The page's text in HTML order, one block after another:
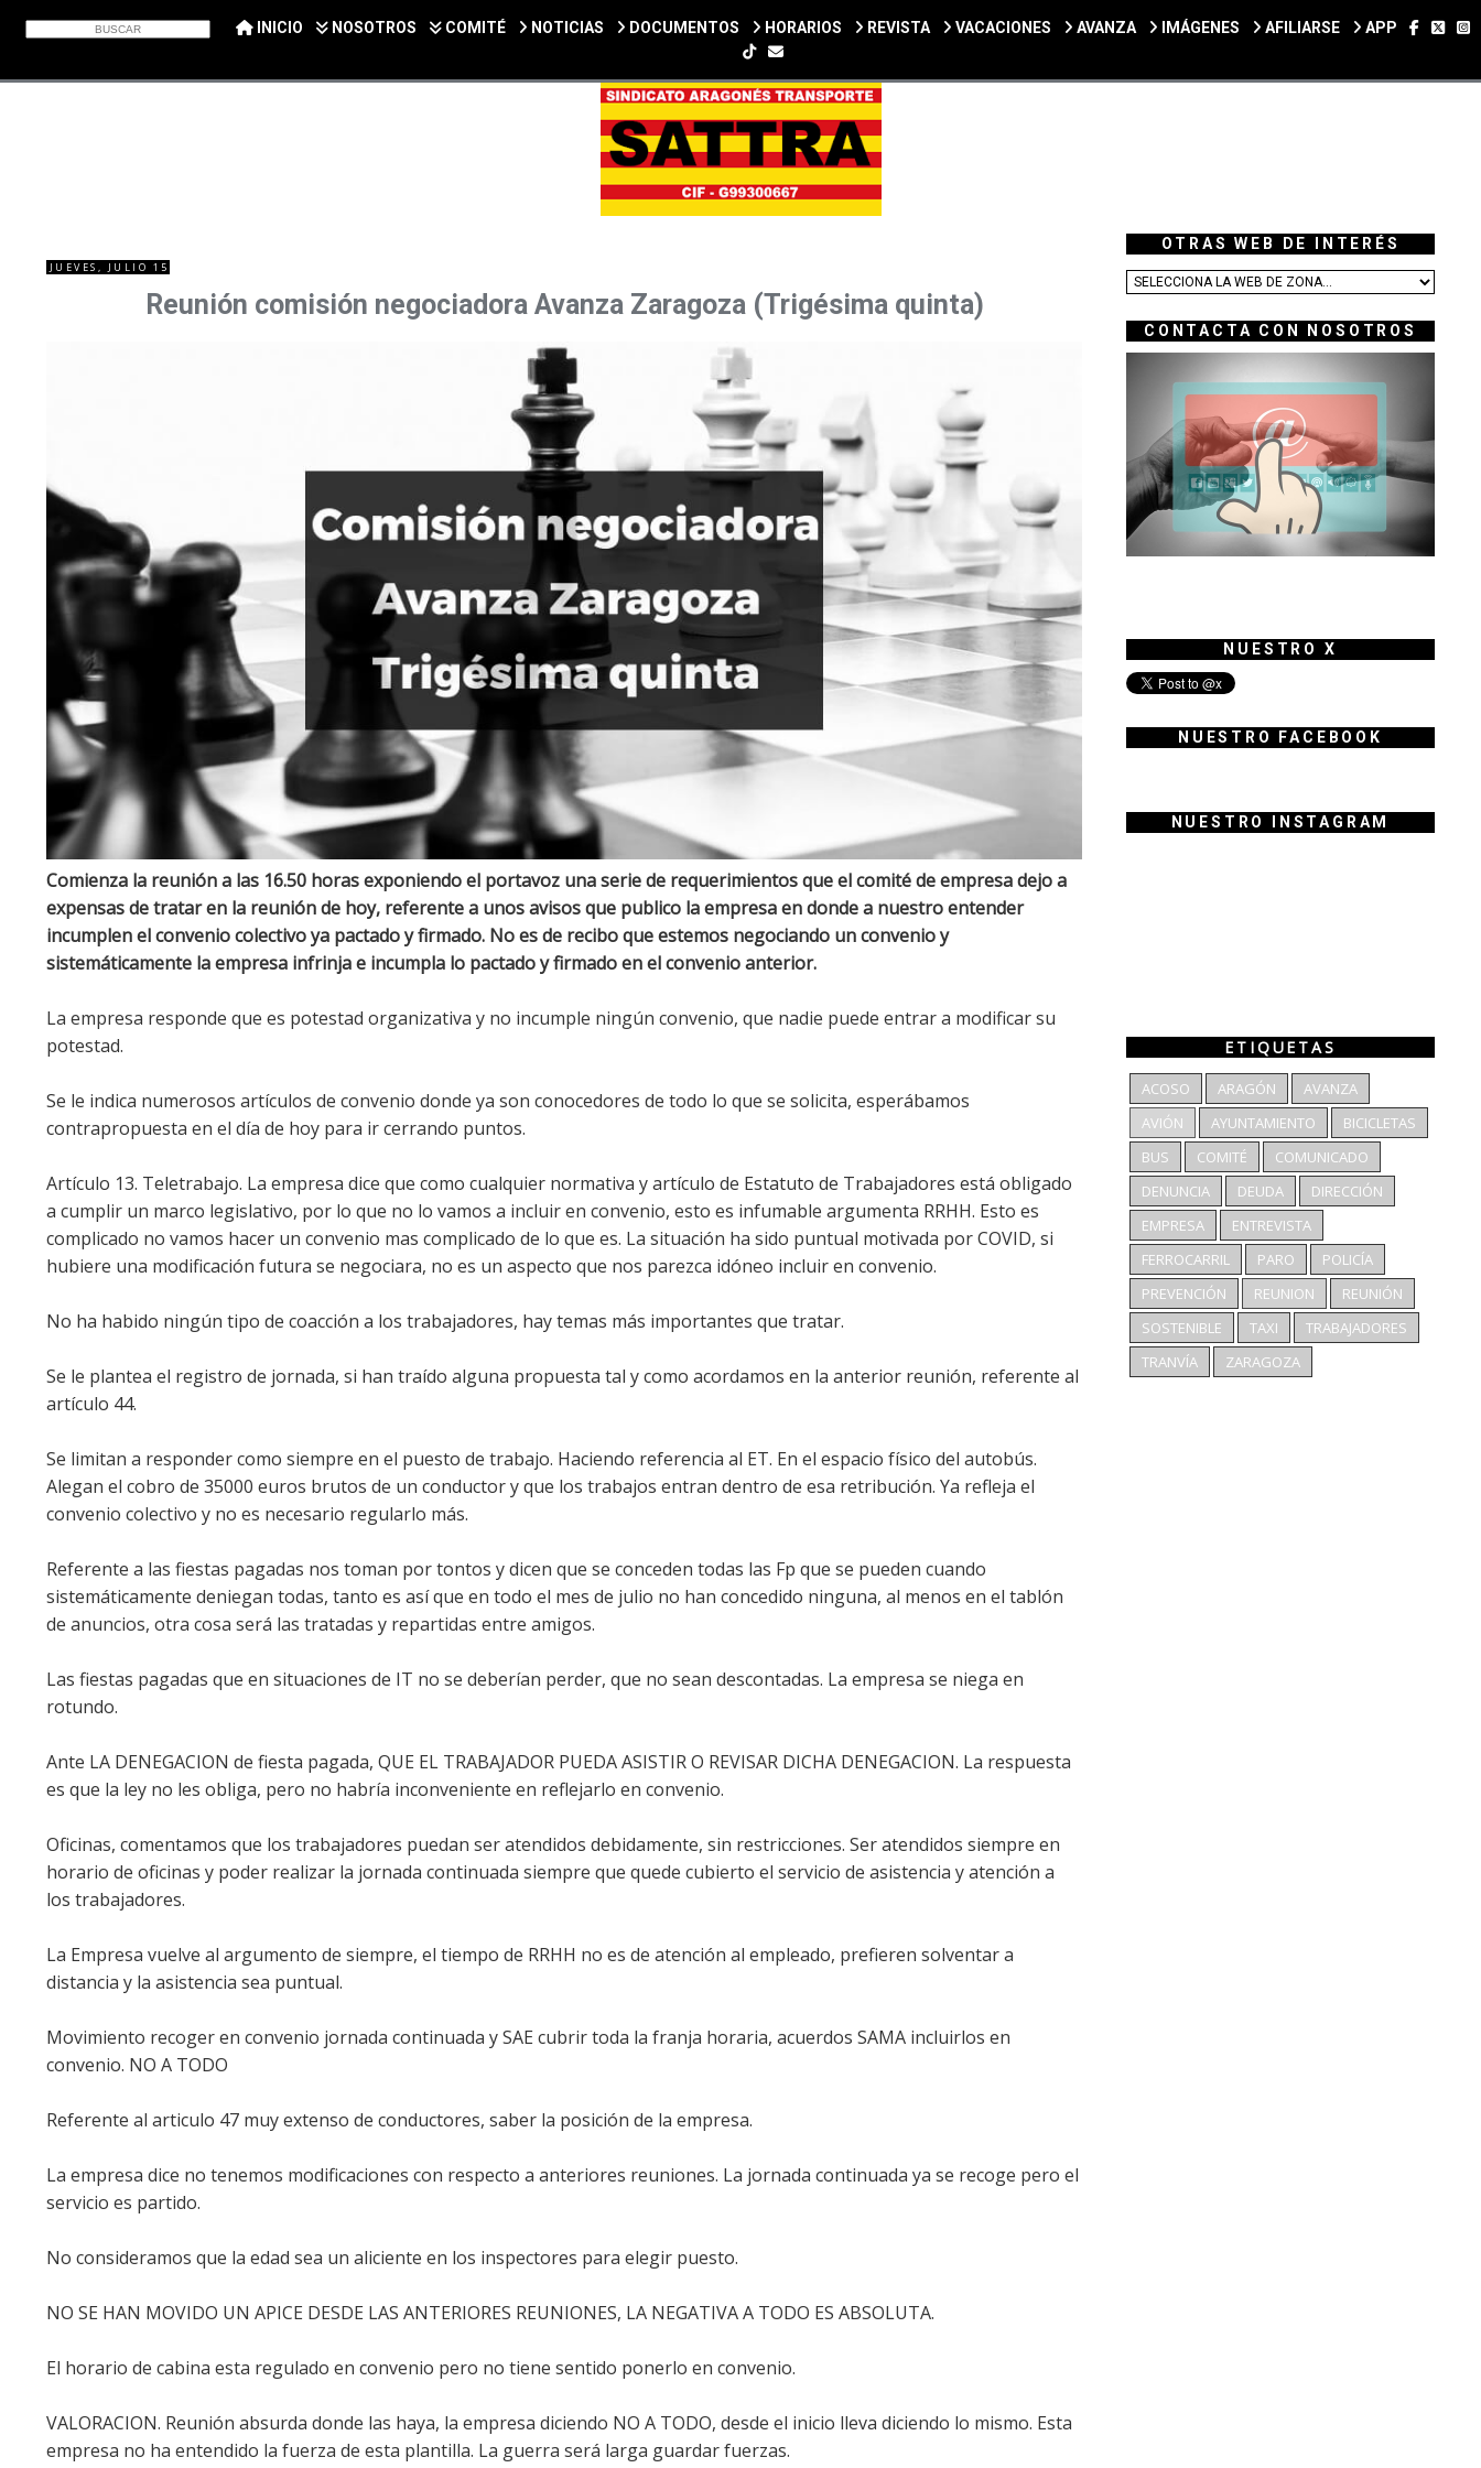
INICIO NOSOTROS COMITÉ NOTICIAS DOCUMENTOS HORARIOS REVISTA VACACIONES AVANZA IMÁGENES AFILIARSE APP
SIGUENOS EN TIKTOK
JUEVES, JULIO 15
Reunión comisión negociadora Avanza Zaragoza (Trigésima quinta)
Comienza la reunión a las 16.50 horas exponiendo el portavoz una serie de requerimientos que el comité de empresa dejo a
expensas de tratar en la reunión de hoy, referente a unos avisos que publico la empresa en donde a nuestro entender
incumplen el convenio colectivo ya pactado y firmado. No es de recibo que estemos negociando un convenio y
sistemáticamente la empresa infrinja e incumpla lo pactado y firmado en el convenio anterior.
La empresa responde que es potestad organizativa y no incumple ningún convenio, que nadie puede entrar a modificar su
potestad.
Se le indica numerosos artículos de convenio donde ya son conocedores de todo lo que se solicita, esperábamos
contrapropuesta en el día de hoy para ir cerrando puntos.
Artículo 13. Teletrabajo. La empresa dice que como cualquier normativa y artículo de Estatuto de Trabajadores está obligado
a cumplir un marco legislativo, por lo que no lo vamos a incluir en convenio, esto es infumable argumenta RRHH. Esto es
complicado no vamos hacer un convenio mas complicado de lo que es. La situación ha sido puntual motivada por COVID, si
hubiere una modificación futura se negociara, no es un aspecto que nos parezca idóneo incluir en convenio.
No ha habido ningún tipo de coacción a los trabajadores, hay temas más importantes que tratar.
Se le plantea el registro de jornada, si han traído alguna propuesta tal y como acordamos en la anterior reunión, referente al
artículo 44.
Se limitan a responder como siempre en el puesto de trabajo. Haciendo referencia al ET. En el espacio físico del autobús.
Alegan el cobro de 35000 euros brutos de un conductor y que los trabajos entran dentro de esa retribución. Ya refleja el
convenio colectivo y no es necesario regularlo más.
Referente a las fiestas pagadas nos toman por tontos y dicen que se conceden todas las Fp que se pueden cuando
sistemáticamente deniegan todas, tanto es así que en todo el mes de julio no han concedido ninguna, al menos en el tablón
de anuncios, otra cosa será las tratadas y repartidas entre amigos.
Las fiestas pagadas que en situaciones de IT no se deberían perder, que no sean descontadas. La empresa se niega en
rotundo.
Ante LA DENEGACION de fiesta pagada, QUE EL TRABAJADOR PUEDA ASISTIR O REVISAR DICHA DENEGACION. La respuesta
es que la ley no les obliga, pero no habría inconveniente en reflejarlo en convenio.
Oficinas, comentamos que los trabajadores puedan ser atendidos debidamente, sin restricciones. Ser atendidos siempre en
horario de oficinas y poder realizar la jornada continuada siempre que quede cubierto el servicio de asistencia y atención a
los trabajadores.
La Empresa vuelve al argumento de siempre, el tiempo de RRHH no es de atención al empleado, prefieren solventar a
distancia y la asistencia sea puntual.
Movimiento recoger en convenio jornada continuada y SAE cubrir toda la franja horaria, acuerdos SAMA incluirlos en
convenio. NO A TODO
Referente al articulo 47 muy extenso de conductores, saber la posición de la empresa.
La empresa dice no tenemos modificaciones con respecto a anteriores reuniones. La jornada continuada ya se recoge pero el
servicio es partido.
No consideramos que la edad sea un aliciente en los inspectores para elegir puesto.
NO SE HAN MOVIDO UN APICE DESDE LAS ANTERIORES REUNIONES, LA NEGATIVA A TODO ES ABSOLUTA.
El horario de cabina esta regulado en convenio pero no tiene sentido ponerlo en convenio.
VALORACION. Reunión absurda donde las haya, la empresa diciendo NO A TODO, desde el inicio lleva diciendo lo mismo. Esta
empresa no ha entendido la fuerza de esta plantilla. La guerra será larga guardar fuerzas.
OTRAS WEB DE INTERÉS
CONTACTA CON NOSOTROS
NUESTRO X
NUESTRO FACEBOOK
NUESTRO INSTAGRAM
ETIQUETAS
ACOSO ARAGÓN
AVANZA
AVIÓN
AYUNTAMIENTO
BICICLETAS
BUS
COMITÉ
COMUNICADO
DENUNCIA
DEUDA
DIRECCIÓN
EMPRESA
ENTREVISTA
FERROCARRIL
PARO
POLICÍA
PREVENCIÓN
REUNION
REUNIÓN
SOSTENIBLE
TAXI
TRABAJADORES
TRANVÍA
ZARAGOZA